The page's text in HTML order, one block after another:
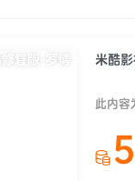
米酷
此内容
5